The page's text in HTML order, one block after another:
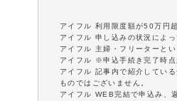
アイフル 利用限度額が50万円
アイフル 申し込みの状況によ
アイフル 主婦・フリーターと
アイフル ※申込手続き完了時点
アイフル 記事内で紹介してい
ものではございません。
アイフル WEB完結で申込み、